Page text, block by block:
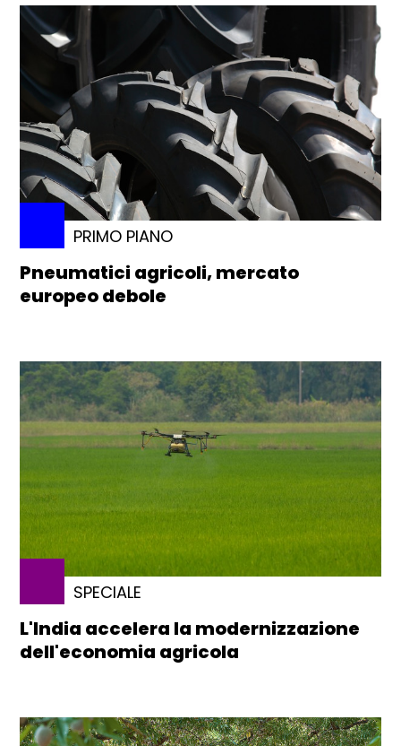
PRIMO PIANO
Pneumatici agricoli, mercato
europeo debole
SPECIALE
L'India accelera la modernizzazione
dell'economia agricola